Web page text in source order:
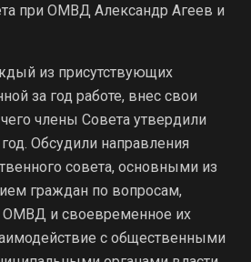
при ОМВД Александр Агеев и
из присутствующих
за год работе, внес свои
члены Совета утвердили
Обсудили направления
совета, основными из
граждан по вопросам,
и своевременное их
с общественными